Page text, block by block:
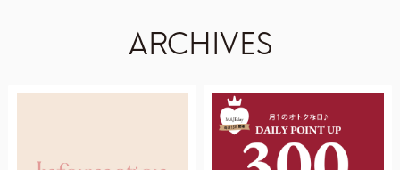
ARCHIVES